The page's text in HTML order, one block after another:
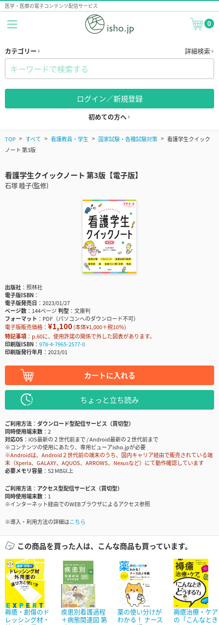
医学・医療の電子コンテンツ配信サービス
0
カテゴリー 詳細検索
ログイン／新規登録
初めての方へ
TOP すべて 看護教員・学生 国家試験・各種試験対策
看護学生クイック
ノート 第3版
看護学生クイックノート 第3版【電子版】
石塚 睦子(監修)
出版社
照林社
電子版ISBN
電子版発売日
2023/01/27
ページ数
144ページ判型
文庫判
フォーマット
PDF（パソコンへのダウンロード不可）
電子版販売価格： ¥1,100(本体¥1,000＋税10％)
特記事項
p.60に、使用許諾の関係で外した図表があります。
印刷版ISBN
978-4-7965-2577-0
印刷版発行年月
2023/01
カートに入れる
ちょっと立ち読み
ご利用方法
ダウンロード型配信サービス（買切型）
同時使用端末数
2
対応OS
iOS最新の２世代前まで / Android最新の２世代前まで
※コンテンツの使用にあたり、専用ビューアisho.jpが必要
※Androidは、Android２世代前の端末のうち、国内キャリア経由で販売されている端
末（Xperia、GALAXY、AQUOS、ARROWS、Nexusなど）にて動作確認しています
必要メモリ容量
52 MB以上
ご利用方法
アクセス型配信サービス（買切型）
同時使用端末数
1
※インターネット経由でのWEBブラウザによるアクセス参照
※導入・利用方法の詳細はこちら
この商品を買った人は、こんな商品も買っています。
褥瘡・創傷のド
レッシング材・
疾患別看護過程
＋病態関連図 第
薬の使い分けが
わかる！ ナース
褥瘡治療・ケア
の「こんなとき